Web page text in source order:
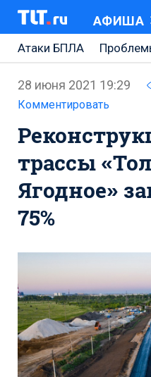
АФИША
Атаки БПЛА
Ремонт Центральной
Ремонт Обводного
Набережная Тольятти
Неделя Тольятти
28 июня 2021 19:29
Комментировать
трассы
Ягодное»
75%